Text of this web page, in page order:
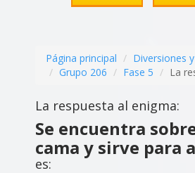
Página principal
Diversiones
Grupo 206
Fase 5 La
La respuesta al enigma:
Se encuentra
cama y sirve para
es: